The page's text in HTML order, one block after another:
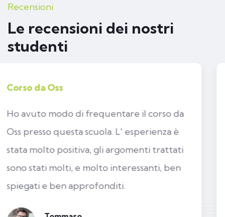
Recensioni
Le recensioni dei nostri
studenti
Corso di Operatore domiciliare
Ho frequentato il corso di Operatore
domiciliare dell'Infanzia questa scuola.
Sono rimasta pienamente soddisfatta!
Ottimo centro di studio con personale